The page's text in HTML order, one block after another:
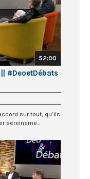
52:00
#DeoetDébats
sur tout, qu’ils
sereineme...